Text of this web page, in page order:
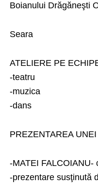
Boianului Drăgăneşti
Seara
ATELIERE PE
-teatru
-muzica
-dans
PREZENTAREA
-MATEI FALCOIANU-
-prezentare susţinută